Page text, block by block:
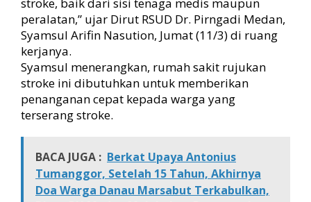
a
l
a
e
n
t
a
W
k
t
peralatan,” ujar Dirut RSUD Dr. Pirngadi Medan,
Syamsul Arifin Nasution, Jumat (11/3) di ruang
kerjanya.
Syamsul menerangkan, rumah sakit rujukan
stroke ini dibutuhkan untuk memberikan
penanganan cepat kepada warga yang
terserang stroke.
BACA JUGA : Berkat Upaya Antonius
Tumanggor, Setelah 15 Tahun, Akhirnya
Doa Warga Danau Marsabut Terkabulkan,